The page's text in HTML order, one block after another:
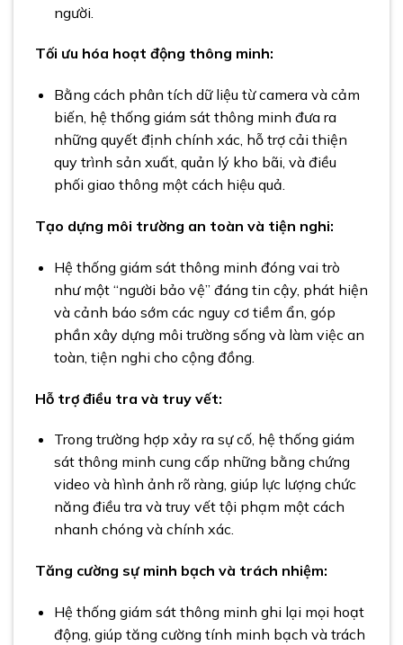
người.
Tối ưu hóa hoạt động thông minh:
Bằng cách phân tích dữ liệu từ camera và cảm
biến, hệ thống giám sát thông minh đưa ra
những quyết định chính xác, hỗ trợ cải thiện
quy trình sản xuất, quản lý kho bãi, và điều
phối giao thông một cách hiệu quả.
Tạo dựng môi trường an toàn và tiện nghi:
Hệ thống giám sát thông minh đóng vai trò
như một “người bảo vệ” đáng tin cậy, phát hiện
và cảnh báo sớm các nguy cơ tiềm ẩn, góp
phần xây dựng môi trường sống và làm việc an
toàn, tiện nghi cho cộng đồng.
Hỗ trợ điều tra và truy vết:
Trong trường hợp xảy ra sự cố, hệ thống giám
sát thông minh cung cấp những bằng chứng
video và hình ảnh rõ ràng, giúp lực lượng chức
năng điều tra và truy vết tội phạm một cách
nhanh chóng và chính xác.
Tăng cường sự minh bạch và trách nhiệm:
Hệ thống giám sát thông minh ghi lại mọi hoạt
động, giúp tăng cường tính minh bạch và trách